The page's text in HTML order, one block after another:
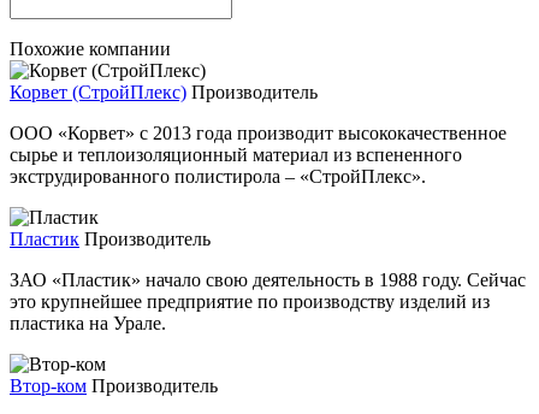
Похожие компании
Корвет (СтройПлекс) Производитель
ООО «Корвет» с 2013 года производит высококачественное
сырье и теплоизоляционный материал из вспененного
экструдированного полистирола – «СтройПлекс».
Пластик Производитель
ЗАО «Пластик» начало свою деятельность в 1988 году. Сейчас
это крупнейшее предприятие по производству изделий из
пластика на Урале.
Втор-ком Производитель